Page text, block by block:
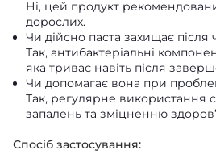
Ні, цей продукт
дорослих.
Чи дійсно паста захищає
Так, антибактеріальні
яка триває навіть після
Чи допомагає вона при
Так, регулярне використання
запалень та зміцненню
Спосіб застосування: